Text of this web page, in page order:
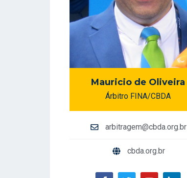
Mauricio de Oliveira
Árbitro FINA/CBDA
arbitragem@cbda.org.br
cbda.org.br